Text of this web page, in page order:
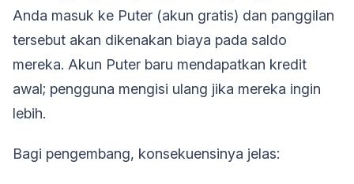
Anda masuk ke Puter (akun gratis) dan panggilan
tersebut akan dikenakan biaya pada saldo
mereka. Akun Puter baru mendapatkan kredit
awal; pengguna mengisi ulang jika mereka ingin
lebih.
Bagi pengembang, konsekuensinya jelas: